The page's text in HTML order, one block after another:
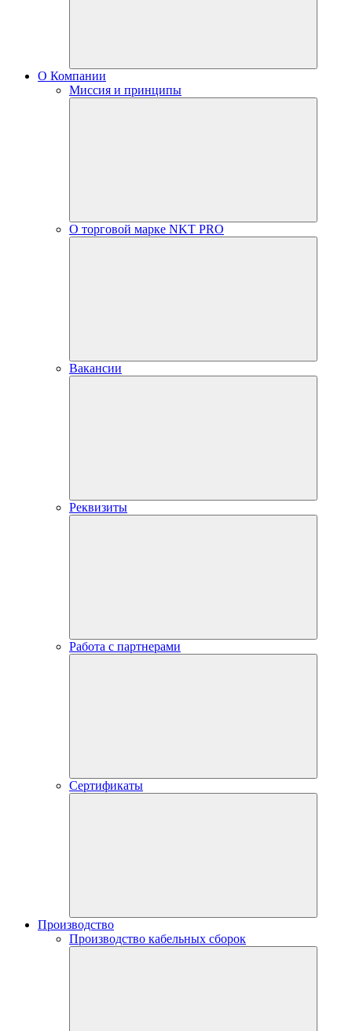
О Компании
Миссия и принципы
О торговой марке NKT PRO
Вакансии
Реквизиты
Работа с партнерами
Сертификаты
Производство
Производство кабельных сборок